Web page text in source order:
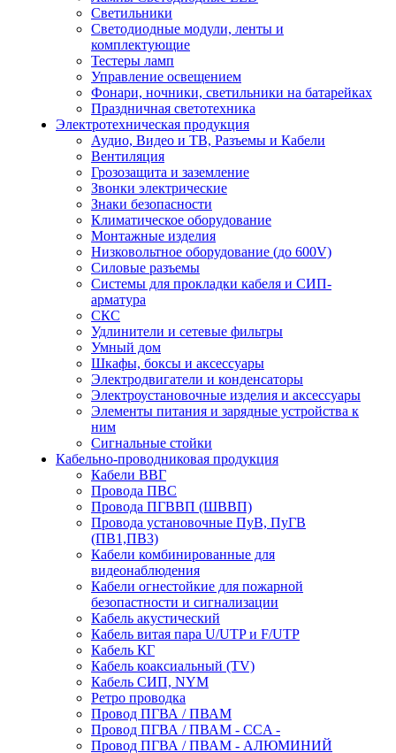
Светильники
Светодиодные модули, ленты и
комплектующие
Тестеры ламп
Управление освещением
Фонари, ночники, светильники на батарейках
Праздничная светотехника
Электротехническая продукция
Аудио, Видео и ТВ, Разъемы и Кабели
Вентиляция
Грозозащита и заземление
Звонки электрические
Знаки безопасности
Климатическое оборудование
Монтажные изделия
Низковольтное оборудование (до 600V)
Силовые разъемы
Системы для прокладки кабеля и СИП-
арматура
СКС
Удлинители и сетевые фильтры
Умный дом
Шкафы, боксы и аксессуары
Электродвигатели и конденсаторы
Электроустановочные изделия и аксессуары
Элементы питания и зарядные устройства к
ним
Сигнальные стойки
Кабельно-проводниковая продукция
Кабели ВВГ
Провода ПВС
Провода ПГВВП (ШВВП)
Провода установочные ПуВ, ПуГВ
(ПВ1,ПВ3)
Кабели комбинированные для
видеонаблюдения
Кабели огнестойкие для пожарной
безопастности и сигнализации
Кабель акустический
Кабель витая пара U/UTP и F/UTP
Кабель КГ
Кабель коаксиальный (TV)
Кабель СИП, NYM
Ретро проводка
Провод ПГВА / ПВАМ
Провод ПГВА / ПВАМ - CCA -
Провод ПГВА / ПВАМ - АЛЮМИНИЙ